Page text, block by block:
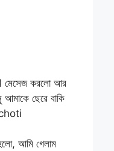
মেসেজ করলো আর
ছেরে বাকি
choti
আমি গেলাম